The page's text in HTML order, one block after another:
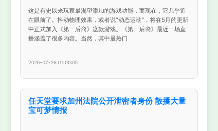
这是有史以来玩家最渴望添加的游戏功能，而现在，它几乎近
在眼前了。抖动物理效果，或者说“动态运动”，将在5月的更新
中正式加入《第一后裔》这款游戏。《第一后裔》最近一场直
播涵盖了很多内容。当然，其中最热门
2026-07-26 01:00:05
任天堂要求加州法院公开泄密者身份 散播大量
宝可梦情报